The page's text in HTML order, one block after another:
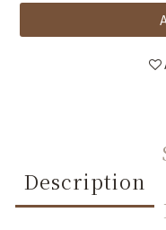
Description